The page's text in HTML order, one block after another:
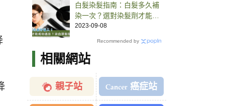
白髮染髮指南：白髮多久補
染一次？選對染髮劑才能有
效遮白髮
2023-09-08
Recommended by
相關網站
親子站 癌症站